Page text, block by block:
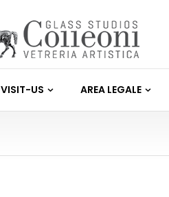
VISIT-US AREA LEGALE